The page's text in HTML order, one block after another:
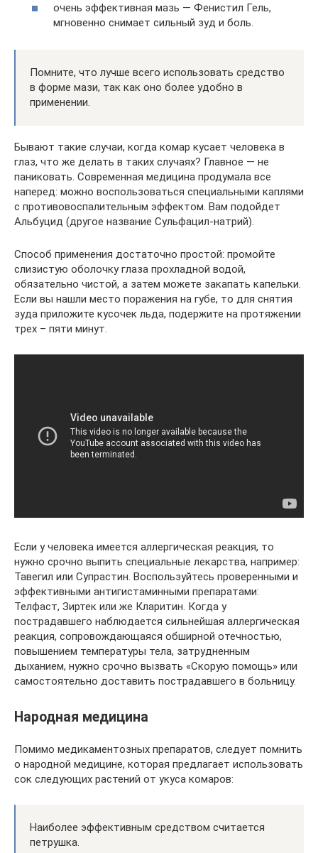
очень эффективная мазь — Фенистил Гель,
мгновенно снимает сильный зуд и боль.
Помните, что лучше всего использовать средство
в форме мази, так как оно более удобно в
применении.
Бывают такие случаи, когда комар кусает человека в
глаз, что же делать в таких случаях? Главное — не
паниковать. Современная медицина продумала все
наперед: можно воспользоваться специальными каплями
с противовоспалительным эффектом. Вам подойдет
Альбуцид (другое название Сульфацил-натрий).
Способ применения достаточно простой: промойте
слизистую оболочку глаза прохладной водой,
обязательно чистой, а затем можете закапать капельки.
Если вы нашли место поражения на губе, то для снятия
зуда приложите кусочек льда, подержите на протяжении
трех – пяти минут.
Если у человека имеется аллергическая реакция, то
нужно срочно выпить специальные лекарства, например:
Тавегил или Супрастин. Воспользуйтесь проверенными и
эффективными антигистаминными препаратами:
Телфаст, Зиртек или же Кларитин. Когда у
пострадавшего наблюдается сильнейшая аллергическая
реакция, сопровождающаяся обширной отечностью,
повышением температуры тела, затрудненным
дыханием, нужно срочно вызвать «Скорую помощь» или
самостоятельно доставить пострадавшего в больницу.
Народная медицина
Помимо медикаментозных препаратов, следует помнить
о народной медицине, которая предлагает использовать
сок следующих растений от укуса комаров:
Наиболее эффективным средством считается
петрушка.